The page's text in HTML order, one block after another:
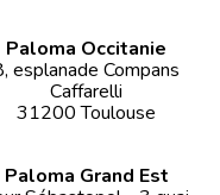
Paloma Occitanie
esplanade Compans
Caffarelli
31200 Toulouse
Paloma Grand Est